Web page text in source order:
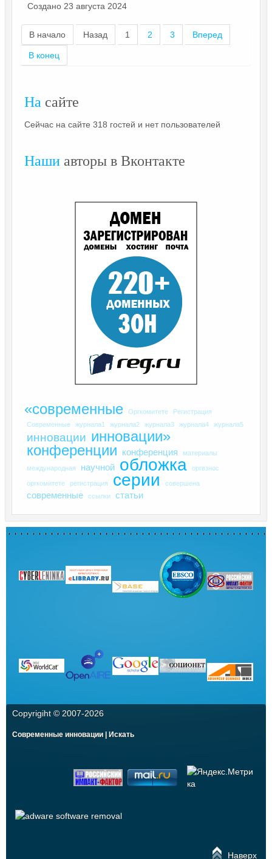
Создано 23 августа 2024
В начало Назад 1 2 3 Вперед
В конец
На сайте
Сейчас на сайте 318 гостей и нет пользователей
Наши авторы в Вконтакте
«современные Оргкомитете
Регистрация
Современные
журнала1 журнала2 журнала3 журнала4 журнала5
инновации инновации»
конференции
конференция материалы
международная научной обложка оргвзнос
оргкомитете регистрация серии совершена
современные ссылки статьи
Copyrigiht © 2007-2026
Современные инновации | Искать
Наверх